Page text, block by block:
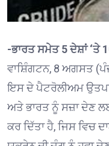
-ਭਾਰਤ ਸਮੇਤ 5 ਦੇਸ਼ਾਂ ‘ਤੇ
ਵਾਸ਼ਿੰਗਟਨ, 8 ਅਗਸਤ
ਇਸ ਦੇ ਪੈਟਰੋਲੀਅਮ
ਅਤੇ ਭਾਰਤ ਨੂੰ ਸਜ਼ਾ ਦੇਣ
ਕਰ ਦਿੱਤਾ ਹੈ, ਜਿਸ ਵਿਚ